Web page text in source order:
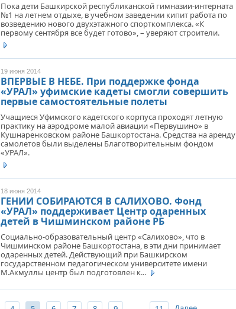
Пока дети Башкирской республиканской гимназии-интерната
№1 на летнем отдыхе, в учебном заведении кипит работа по
возведению нового двухэтажного спорткомплекса. «К
первому сентября все будет готово», – уверяют строители.
19 июня 2014
ВПЕРВЫЕ В НЕБЕ. При поддержке фонда
«УРАЛ» уфимские кадеты смогли совершить
первые самостоятельные полеты
Учащиеся Уфимского кадетского корпуса проходят летную
практику на аэродроме малой авиации «Первушино» в
Кушнаренковском районе Башкортостана. Средства на аренду
самолетов были выделены Благотворительным фондом
«УРАЛ».
18 июня 2014
ГЕНИИ СОБИРАЮТСЯ В САЛИХОВО. Фонд
«УРАЛ» поддерживает Центр одаренных
детей в Чишминском районе РБ
Социально-образовательный центр «Салихово», что в
Чишминском районе Башкортостана, в эти дни принимает
одаренных детей. Действующий при Башкирском
государственном педагогическом университете имени
М.Акмуллы центр был подготовлен к...